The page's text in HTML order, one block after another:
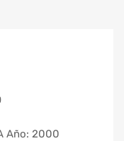
Año: 2000